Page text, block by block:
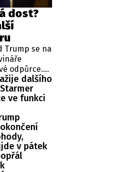
dost?
Trump se na
odpůrce.
v
je mu
protože
mandát
dalšího
ve funkci
v pátek